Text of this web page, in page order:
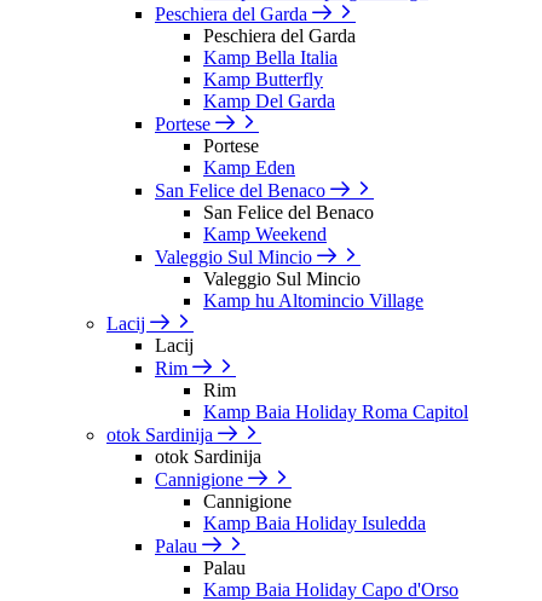
Peschiera del Garda
Peschiera del Garda
Kamp Bella Italia
Kamp Butterfly
Kamp Del Garda
Portese
Portese
Kamp Eden
San Felice del Benaco
San Felice del Benaco
Kamp Weekend
Valeggio Sul Mincio
Valeggio Sul Mincio
Kamp hu Altomincio Village
Lacij
Lacij
Rim
Rim
Kamp Baia Holiday Roma Capitol
otok Sardinija
otok Sardinija
Cannigione
Cannigione
Kamp Baia Holiday Isuledda
Palau
Palau
Kamp Baia Holiday Capo d'Orso